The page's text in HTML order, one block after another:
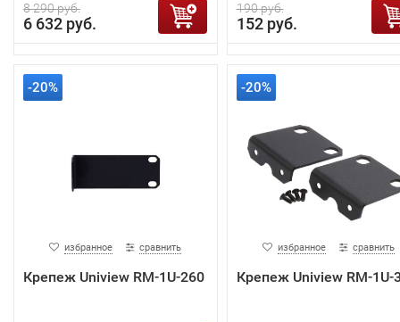
8 290 руб.
6 632 руб.
190 руб.
152 руб.
-20%
избранное сравнить
Крепеж Uniview RM-1U-260
-20%
избранное сравнить
Крепеж Uniview RM-1U-